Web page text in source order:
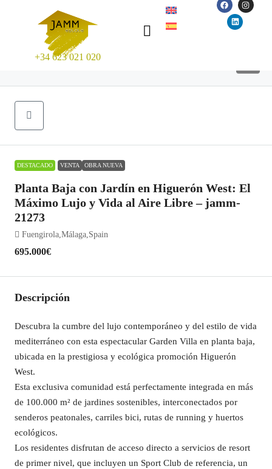
+34 623 021 020
DESTACADO VENTA OBRA NUEVA
Planta Baja con Jardín en Higuerón West: El
Máximo Lujo y Vida al Aire Libre – jamm-
21273
Fuengirola,Málaga,Spain
695.000€
Descripción
Descubra la cumbre del lujo contemporáneo y del estilo de vida
mediterráneo con esta espectacular Garden Villa en planta baja,
ubicada en la prestigiosa y ecológica promoción Higuerón
West.
Esta exclusiva comunidad está perfectamente integrada en más
de 100.000 m² de jardines sostenibles, interconectados por
senderos peatonales, carriles bici, rutas de running y huertos
ecológicos.
Los residentes disfrutan de acceso directo a servicios de resort
de primer nivel, que incluyen un Sport Club de referencia, un